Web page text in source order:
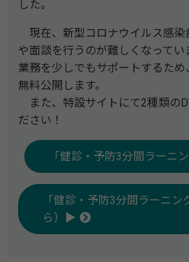
した。
現在、新型コロナウイルス感染
や面談を行うのが難しくなって
業務を少しでもサポートするた
無料公開します。
また、特設サイトにて2種類の
ださい！
「健診・予防3分間ラーニ
「健診・予防3分間ラーニン
ら）▶